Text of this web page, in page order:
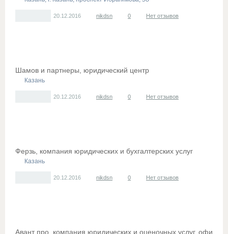
20.12.2016 nikdsn 0 Нет отзывов
Шамов и партнеры, юридический центр
Казань
20.12.2016 nikdsn 0 Нет отзывов
Ферзь, компания юридических и бухгалтерских услуг
Казань
20.12.2016 nikdsn 0 Нет отзывов
Авант про, компания юридических и оценочных услуг, офис